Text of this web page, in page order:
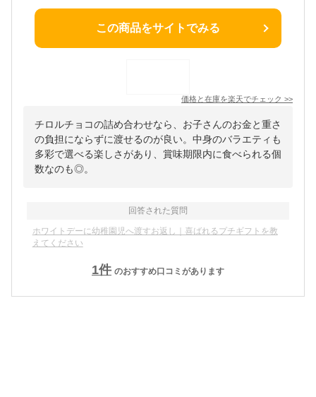
この商品をサイトでみる
価格と在庫を楽天でチェック >>
チロルチョコの詰め合わせなら、お子さんのお金と重さ
の負担にならずに渡せるのが良い。中身のバラエティも
多彩で選べる楽しさがあり、賞味期限内に食べられる個
数なのも◎。
回答された質問
ホワイトデーに幼稚園児へ渡すお返し｜喜ばれるプチギフトを教
えてください
1件 のおすすめ口コミがあります